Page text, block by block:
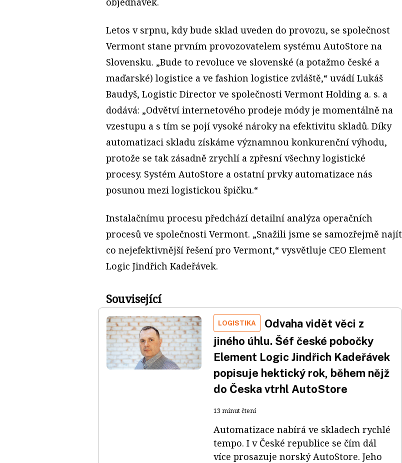
Letos v srpnu, kdy bude sklad uveden do provozu, se společnost
Vermont stane prvním provozovatelem systému AutoStore na
Slovensku. „Bude to revoluce ve slovenské (a potažmo české a
maďarské) logistice a ve fashion logistice zvláště,“ uvádí Lukáš
Baudyš, Logistic Director ve společnosti Vermont Holding a. s. a
dodává: „Odvětví internetového prodeje módy je momentálně na
vzestupu a s tím se pojí vysoké nároky na efektivitu skladů. Díky
automatizaci skladu získáme významnou konkurenční výhodu,
protože se tak zásadně zrychlí a zpřesní všechny logistické
procesy. Systém AutoStore a ostatní prvky automatizace nás
posunou mezi logistickou špičku.“
Instalačnímu procesu předchází detailní analýza operačních
procesů ve společnosti Vermont. „Snažili jsme se samozřejmě najít
co nejefektivnější řešení pro Vermont,“ vysvětluje CEO Element
Logic Jindřich Kadeřávek.
Související
LOGISTIKA
Odvaha vidět věci z
jiného úhlu. Šéf české pobočky
Element Logic Jindřich Kadeřávek
popisuje hektický rok, během nějž
do Česka vtrhl AutoStore
13 minut čtení
Automatizace nabírá ve skladech rychlé
tempo. I v České republice se čím dál
více prosazuje norský AutoStore. Jeho